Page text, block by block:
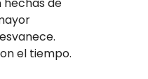
el tiempo.